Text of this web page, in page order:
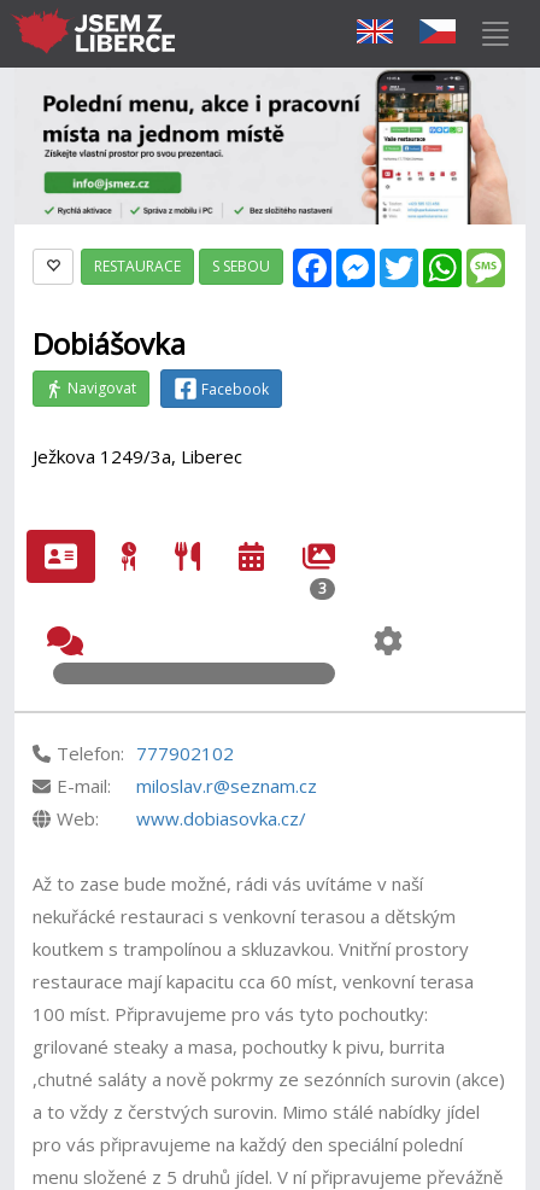
FacebookMessenger
Twitter
RESTAURACE S SEBOU
Dobiášovka
Navigovat Facebook
Ježkova 1249/3a, Liberec
3
Telefon: 777902102
E-mail:
miloslav.r@seznam.cz
Web:
www.dobiasovka.cz/
Až to zase bude možné, rádi vás uvítáme v naší
nekuřácké restauraci s venkovní terasou a dětským
koutkem s trampolínou a skluzavkou. Vnitřní prostory
restaurace mají kapacitu cca 60 míst, venkovní terasa
100 míst. Připravujeme pro vás tyto pochoutky:
grilované steaky a masa, pochoutky k pivu, burrita
,chutné saláty a nově pokrmy ze sezónních surovin (akce)
a to vždy z čerstvých surovin. Mimo stálé nabídky jídel
pro vás připravujeme na každý den speciální polední
menu složené z 5 druhů jídel. V ní připravujeme převážně